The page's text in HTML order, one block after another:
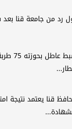
رد من جامعة قنا
ضبط
قنا يعتمد نتيجة